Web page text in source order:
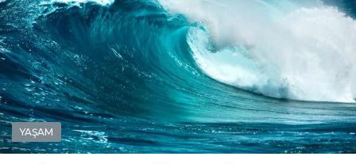
YAŞAM